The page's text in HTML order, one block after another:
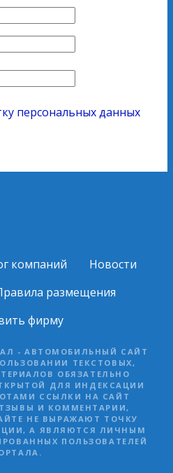
персональных данных
компаний
Новости
размещения
фирму
- АВТОМОБИЛЬНЫЙ САЙТ
ТЕКСТОВЫХ,
ОБЯЗАТЕЛЬНО
ДЛЯ ИНДЕКСАЦИИ
ССЫЛКИ НА САЙТ
ОТЗЫВЫ И КОММЕНТАРИИ,
НЕ ВЫРАЖАЮТ ТОЧКУ
А ЯВЛЯЮТСЯ ЛИЧНЫМ
ПОЛЬЗОВАТЕЛЕЙ